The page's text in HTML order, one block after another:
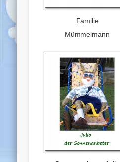
Familie
Mümmelmann